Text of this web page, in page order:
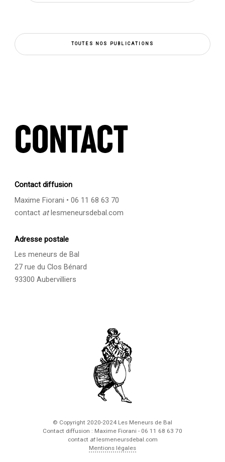
TOUTES NOS PUBLICATIONS
Contact diffusion
Maxime Fiorani • 06 11 68 63 70
contact atlesmeneursdebal.com
Adresse postale
Les meneurs de Bal
27 rue du Clos Bénard
93300 Aubervilliers
© Copyright 2020-2024 Les Meneurs de Bal
Contact diffusion : Maxime Fiorani - 06 11 68 63 70
contact atlesmeneursdebal.com
Mentions légales